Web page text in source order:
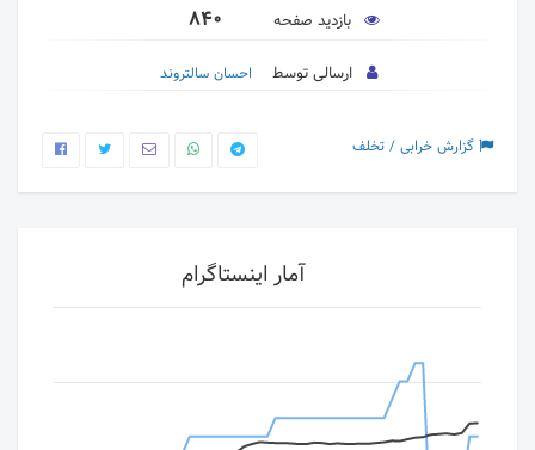
بازدید صفحه 840
ارسالی توسط احسان سالتروند
گزارش خرابی / تخلف
آمار اینستاگرام